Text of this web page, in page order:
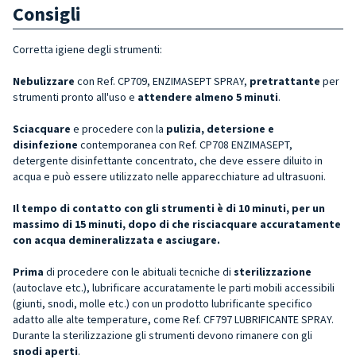
Consigli
Corretta igiene degli strumenti:
Nebulizzare con Ref. CP709, ENZIMASEPT SPRAY, pretrattante per
strumenti pronto all'uso e attendere almeno 5 minuti.
Sciacquare e procedere con la pulizia, detersione e
disinfezione contemporanea con Ref. CP708 ENZIMASEPT,
detergente disinfettante concentrato, che deve essere diluito in
acqua e può essere utilizzato nelle apparecchiature ad ultrasuoni.
Il tempo di contatto con gli strumenti è di 10 minuti, per un
massimo di 15 minuti, dopo di che risciacquare accuratamente
con acqua demineralizzata e asciugare.
Prima di procedere con le abituali tecniche di sterilizzazione
(autoclave etc.), lubrificare accuratamente le parti mobili accessibili
(giunti, snodi, molle etc.) con un prodotto lubrificante specifico
adatto alle alte temperature, come Ref. CF797 LUBRIFICANTE SPRAY.
Durante la sterilizzazione gli strumenti devono rimanere con gli
snodi aperti.